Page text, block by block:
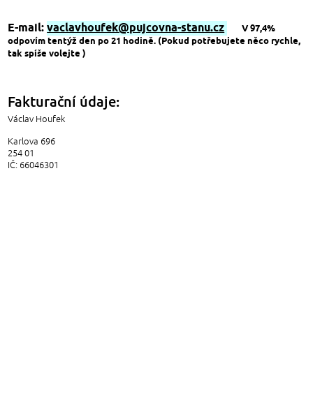
E-mail:vaclavhoufek@pujcovna-stanu.cz
V 97,4%
odpovím tentýž den po 21 hodině. (Pokud potřebujete něco rychle,
tak spíše volejte )
Fakturační údaje:
Václav Houfek
Karlova 696
254 01
IČ: 66046301